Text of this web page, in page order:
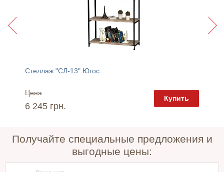
Стеллаж "СЛ-13" Югос
Цена
6 245 грн.
Купить
Получайте специальные предложения и
выгодные цены: